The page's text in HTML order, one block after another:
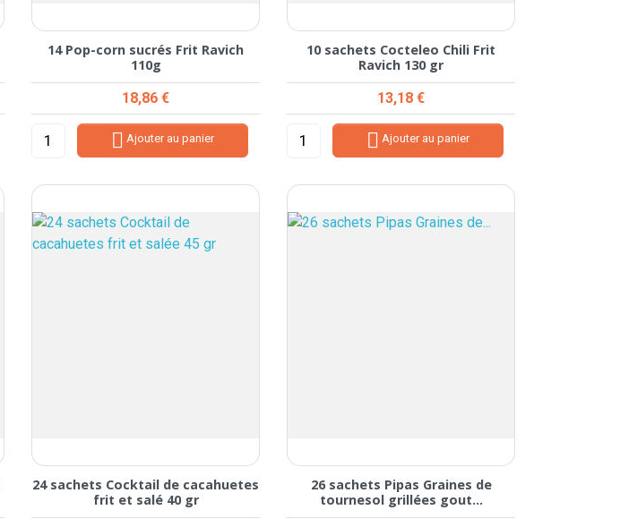
14 Pop-corn sucrés Frit Ravich
110g
Prix
18,86 €
 Ajouter au panier
10 sachets Cocteleo Chili Frit
Ravich 130 gr
Prix
13,18 €
 Ajouter au panier
24 sachets Cocktail de cacahuetes
frit et salé 40 gr
26 sachets Pipas Graines de
tournesol grillées gout...